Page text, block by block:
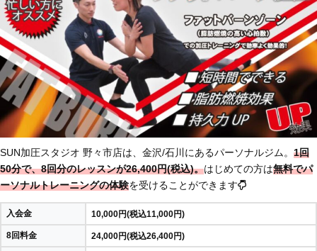
SUN加圧スタジオ 野々市店は、金沢/石川にあるパーソナルジム。 1回
50分で、8回分のレッスンが26,400円(税込)。はじめての方は無料でパ
ーソナルトレーニングの体験を受けることができます
入会金 10,000円(税込11,000円)
8回料金 24,000円(税込26,400円)